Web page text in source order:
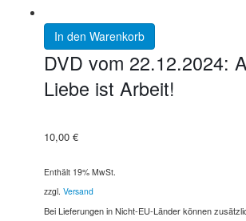
In den Warenkorb
DVD vom 22.12.2024:
Liebe ist Arbeit!
10,00 €
Enthält 19% MwSt.
zzgl. Versand
Bei Lieferungen in Nicht-EU-Länder können